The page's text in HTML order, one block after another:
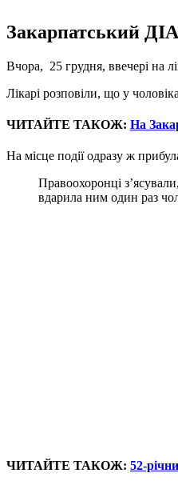
Закарпатський
Вчора, 25 грудня, ввечері на
Лікарі розповіли, що у
ЧИТАЙТЕ ТАКОЖ: На
На місце події одразу ж
Правоохоронці
вдарила ним один раз
ЧИТАЙТЕ ТАКОЖ: 52-